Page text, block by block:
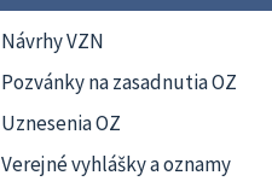
Návrhy VZN
Pozvánky na zasadnutia OZ
Uznesenia OZ
Verejné vyhlášky a oznamy